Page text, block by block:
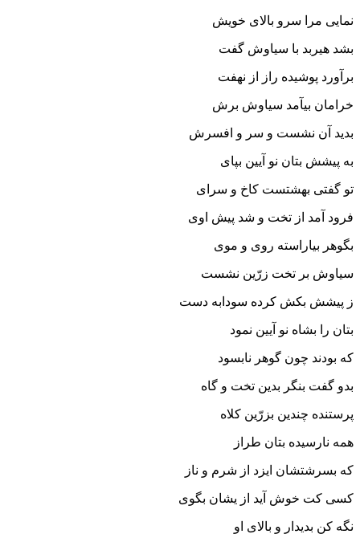
نمایى مرا سرو بالاى خویش‏
بشد هیربد با سیاوش گفت
برآورد پوشیده راز از نهفت‏
خرامان بیآمد سیاوش برش
بدید آن نشست و سر و افسرش‏
به پیشش بتان نو آیین بپاى
تو گفتى بهشتست کاخ و سراى‏
فرود آمد از تخت و شد پیش اوى
بگوهر بیاراسته روى و موى‏
سیاوش بر تخت زرّین نشست
ز پیشش بکش کرده سودابه دست‏
بتان را بشاه نو آیین نمود
که بودند چون گوهر نابسود
بدو گفت بنگر بدین تخت و گاه
پرستنده چندین بزرّین کلاه‏
همه نارسیده بتان طراز
که بسرشتشان ایزد از شرم و ناز
کسى کت خوش آید از یشان بگوى
نگه کن بدیدار و بالاى او